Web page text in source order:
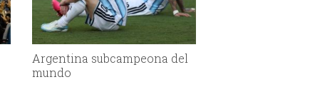
Argentina subcampeona del
mundo